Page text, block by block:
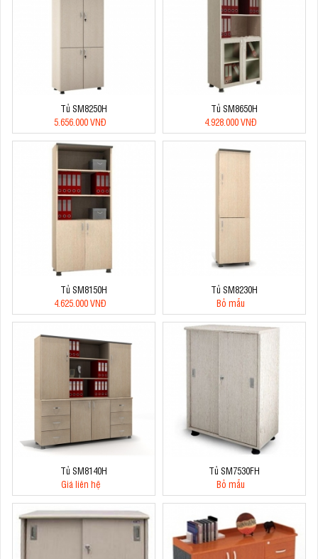
Tủ SM8250H
5.656.000 VNĐ
Tủ SM8650H
4.928.000 VNĐ
Tủ SM8150H
4.625.000 VNĐ
Tủ SM8230H
Bỏ mẫu
Tủ SM8140H
Giá liên hệ
Tủ SM7530FH
Bỏ mẫu